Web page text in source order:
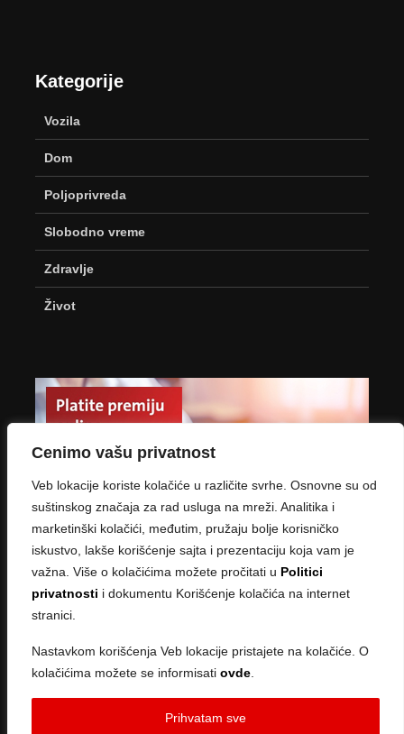
Cenimo vašu privatnost
Veb lokacije koriste kolačiće u različite svrhe. Osnovne su od
suštinskog značaja za rad usluga na mreži. Analitika i
marketinški kolačići, međutim, pružaju bolje korisničko
iskustvo, lakše korišćenje sajta i prezentaciju koja vam je
važna. Više o kolačićima možete pročitati u Politici
privatnosti i dokumentu Korišćenje kolačića na internet
stranici.
Nastavkom korišćenja Veb lokacije pristajete na kolačiće. O
kolačićima možete se informisati ovde
Prihvatam sve
Kategorije
Vozila
Dom
Poljoprivreda
Slobodno vreme
Zdravlje
Život
Copyright © 2026 · Created bySve ce biti u redu